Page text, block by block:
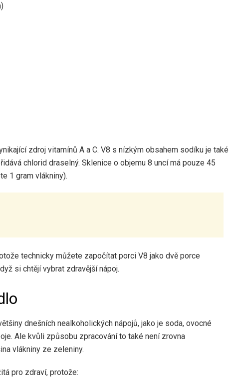
zdroj vitamínů A a C. V8 s nízkým obsahem sodíku je také
chlorid draselný. Sklenice o objemu 8 uncí má pouze 45
1 gram vlákniny).
technicky můžete započítat porci V8 jako dvě porce
si chtějí vybrat zdravější nápoj.
dnešních nealkoholických nápojů, jako je soda, ovocné
Ale kvůli způsobu zpracování to také není zrovna
vlákniny ze zeleniny.
pro zdraví, protože: